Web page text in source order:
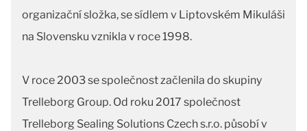
organizační složka, se sídlem v Liptovském Mikuláši
na Slovensku vznikla v roce 1998.
V roce 2003 se společnost začlenila do skupiny
Trelleborg Group. Od roku 2017 společnost
Trelleborg Sealing Solutions Czech s.r.o. působí v